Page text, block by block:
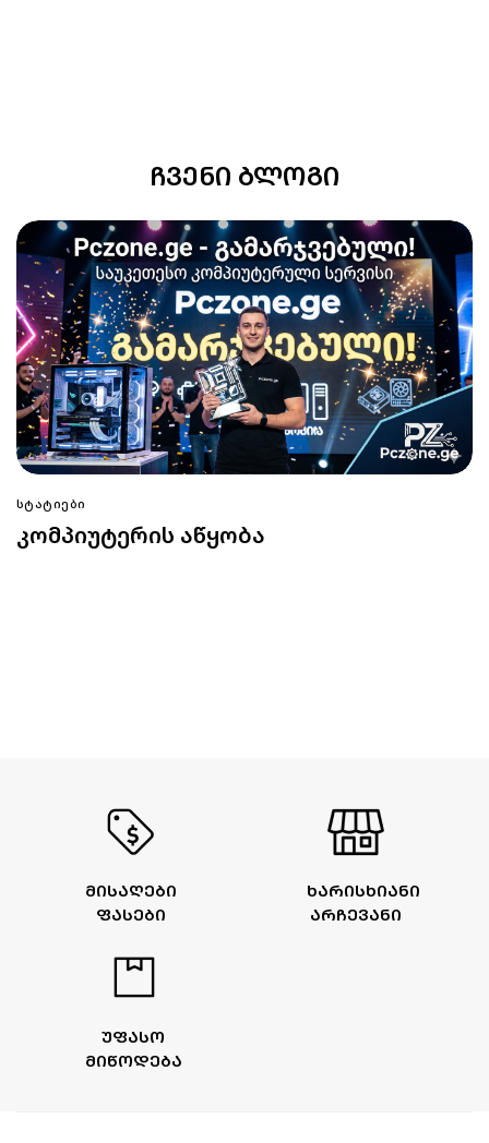
ᲩᲕᲔᲜᲘ ᲑᲚᲝᲒᲘ
ᲡᲢᲐᲢᲘᲔᲑᲘ
კომპიუტერის აწყობა
ᲮᲐᲠᲘᲡᲮᲘᲐᲜᲘ
ᲐᲠᲩᲔᲕᲐᲜᲘ
ᲛᲘᲡᲐᲦᲔᲑᲘ
ᲤᲐᲡᲔᲑᲘ
ᲣᲤᲐᲡᲝ
ᲛᲘᲬᲝᲓᲔᲑᲐ